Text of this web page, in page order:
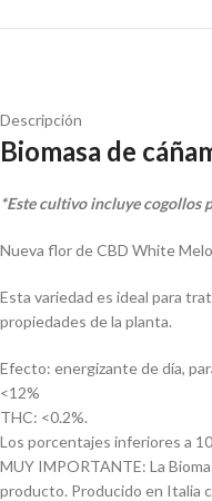
Descripción
Biomasa de
*Este cultivo incluye cogollos
Nueva flor de CBD White
Esta variedad es ideal para
propiedades de la planta.
Efecto: energizante de día,
<12%
THC: <0.2%.
Los porcentajes inferiores a
MUY IMPORTANTE: La
producto. Producido en Italia